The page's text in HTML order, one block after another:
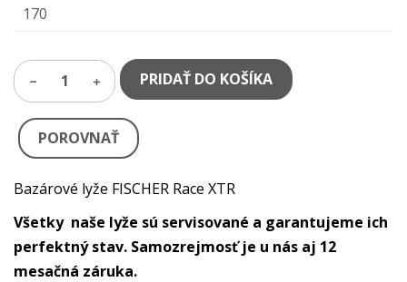
170
1 PRIDAŤ DO KOŠÍKA
POROVNAŤ
Bazárové lyže FISCHER Race XTR
Všetky naše lyže sú servisované a garantujeme ich
perfektný stav. Samozrejmosť je u nás aj 12
mesačná záruka.